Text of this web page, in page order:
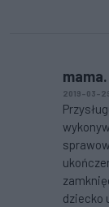
mama.
2019-03-
dziecko